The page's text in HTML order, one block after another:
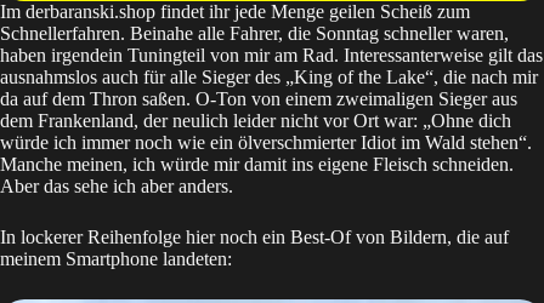
Im derbaranski.shop findet ihr jede Menge geilen Scheiß zum
Schnellerfahren. Beinahe alle Fahrer, die Sonntag schneller waren,
haben irgendein Tuningteil von mir am Rad. Interessanterweise gilt das
ausnahmslos auch für alle Sieger des „King of the Lake“, die nach mir
da auf dem Thron saßen. O-Ton von einem zweimaligen Sieger aus
dem Frankenland, der neulich leider nicht vor Ort war: „Ohne dich
würde ich immer noch wie ein ölverschmierter Idiot im Wald stehen“.
Manche meinen, ich würde mir damit ins eigene Fleisch schneiden.
Aber das sehe ich aber anders.
In lockerer Reihenfolge hier noch ein Best-Of von Bildern, die auf
meinem Smartphone landeten: